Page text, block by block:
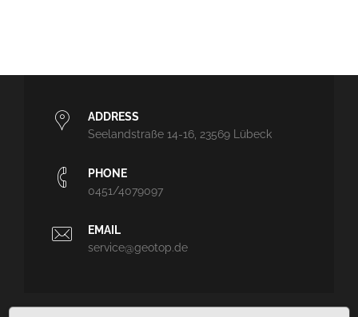
ADDRESS
Seelandstraße 14-16, 23569 Lübeck
PHONE
0451/4079097
EMAIL
service@geotop.de